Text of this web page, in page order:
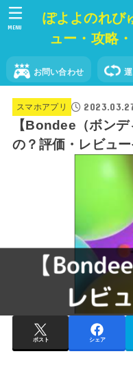
ぽよよのれび
ュー・攻略
お問い合わせ
MENU
スマホアプリ
【Bondee（ボン
の？評価・レビュ
ポスト シェア